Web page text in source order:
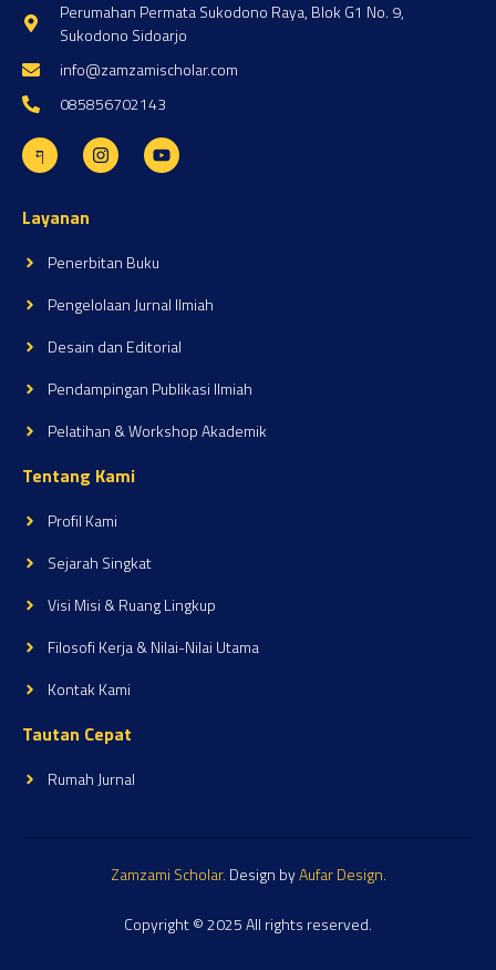
Perumahan Permata Sukodono Raya, Blok G1 No. 9,
Sukodono Sidoarjo
info@zamzamischolar.com
085856702143
Layanan
Penerbitan Buku
Pengelolaan Jurnal Ilmiah
Desain dan Editorial
Pendampingan Publikasi Ilmiah
Pelatihan & Workshop Akademik
Tentang Kami
Profil Kami
Sejarah Singkat
Visi Misi & Ruang Lingkup
Filosofi Kerja & Nilai-Nilai Utama
Kontak Kami
Tautan Cepat
Rumah Jurnal
Zamzami Scholar. Design byAufar Design.
Copyright © 2025 All rights reserved.